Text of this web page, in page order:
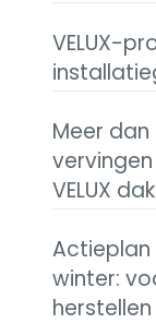
VELUX-
Meer
VELUX
Actieplan
winter:
herstellen